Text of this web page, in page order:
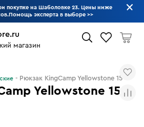
покупке на Шаболовке 23. Цены ниже
эксперта в выборе >>
магазин
Yellowstone 15
Рюкзак KingCamp Yellowstone 15